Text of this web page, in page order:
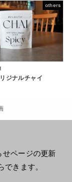
others
ジナルチャイ
せページの更新
きます。